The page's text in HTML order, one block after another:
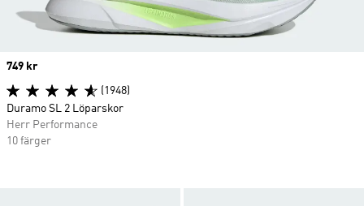
Price
749 kr
(1948)
Duramo SL 2 Löparskor
Herr Performance
10 färger